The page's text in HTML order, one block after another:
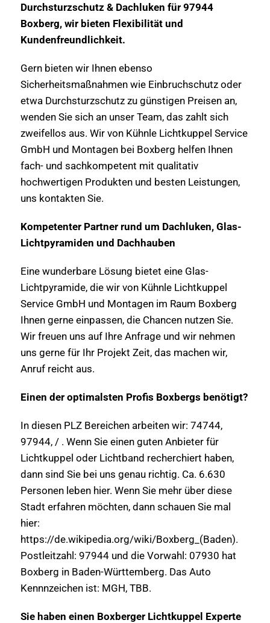
Durchsturzschutz & Dachluken für 97944
Boxberg, wir bieten Flexibilität und
Kundenfreundlichkeit.
Gern bieten wir Ihnen ebenso
Sicherheitsmaßnahmen wie Einbruchschutz oder
etwa Durchsturzschutz zu günstigen Preisen an,
wenden Sie sich an unser Team, das zahlt sich
zweifellos aus. Wir von Kühnle Lichtkuppel Service
GmbH und Montagen bei Boxberg helfen Ihnen
fach- und sachkompetent mit qualitativ
hochwertigen Produkten und besten Leistungen,
uns kontakten Sie.
Kompetenter Partner rund um Dachluken, Glas-
Lichtpyramiden und Dachhauben
Eine wunderbare Lösung bietet eine Glas-
Lichtpyramide, die wir von Kühnle Lichtkuppel
Service GmbH und Montagen im Raum Boxberg
Ihnen gerne einpassen, die Chancen nutzen Sie.
Wir freuen uns auf Ihre Anfrage und wir nehmen
uns gerne für Ihr Projekt Zeit, das machen wir,
Anruf reicht aus.
Einen der optimalsten Profis Boxbergs benötigt?
In diesen PLZ Bereichen arbeiten wir: 74744,
97944, / . Wenn Sie einen guten Anbieter für
Lichtkuppel oder Lichtband recherchiert haben,
dann sind Sie bei uns genau richtig. Ca. 6.630
Personen leben hier. Wenn Sie mehr über diese
Stadt erfahren möchten, dann schauen Sie mal
hier:
https://de.wikipedia.org/wiki/Boxberg_(Baden).
Postleitzahl: 97944 und die Vorwahl: 07930 hat
Boxberg in Baden-Württemberg. Das Auto
Kennnzeichen ist: MGH, TBB.
Sie haben einen Boxberger Lichtkuppel Experte